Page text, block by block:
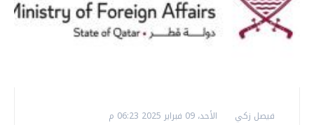
فيصل زكي الأحد، 09 فبراير 2025 06:23 م